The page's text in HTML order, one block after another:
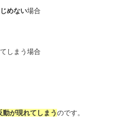
めない場合
しまう場合
動が現れてしまうのです。